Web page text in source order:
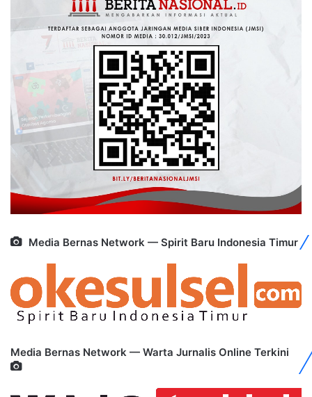
Media Bernas Network — Spirit Baru Indonesia Timur
Media Bernas Network — Warta Jurnalis Online Terkini